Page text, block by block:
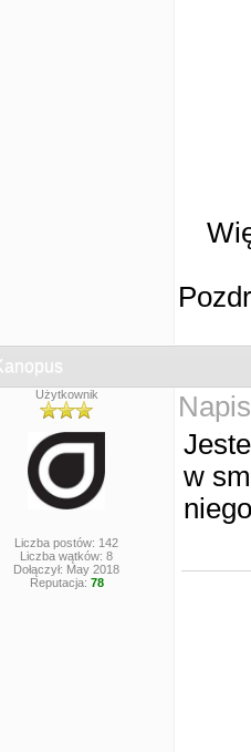
Użytkownik
Liczba postów: 142
Liczba wątków: 8
Dołączył: May 2018
Reputacja: 78
w